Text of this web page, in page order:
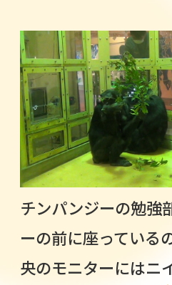
チンパンジーの勉強
ーの前に座っている
央のモニターにはニ